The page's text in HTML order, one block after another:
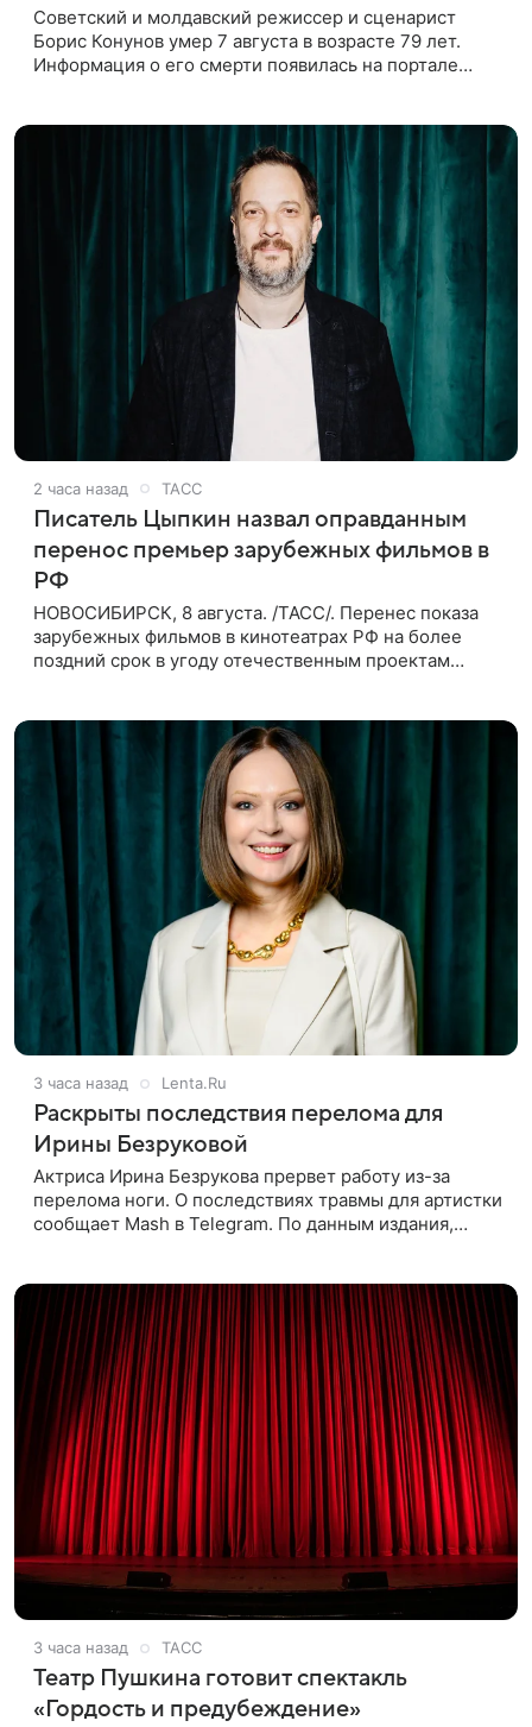
Советский и молдавский режиссер и сценарист
Борис Конунов умер 7 августа в возрасте 79 лет.
Информация о его смерти появилась на портале
2 часа назад ТАСС
Писатель Цыпкин назвал оправданным
перенос премьер зарубежных фильмов в
РФ
НОВОСИБИРСК, 8 августа. /ТАСС/. Перенес показа
зарубежных фильмов в кинотеатрах РФ на более
поздний срок в угоду отечественным проектам
3 часа назад Lenta.Ru
Раскрыты последствия перелома для
Ирины Безруковой
Актриса Ирина Безрукова прервет работу из-за
перелома ноги. О последствиях травмы для артистки
сообщает Mash в Telegram. По данным издания,
3 часа назад ТАСС
Театр Пушкина готовит спектакль
«Гордость и предубеждение»